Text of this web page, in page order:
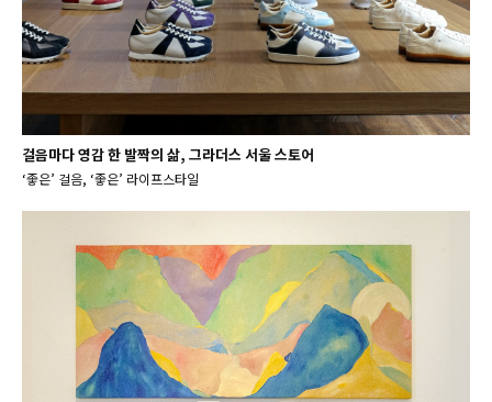
걸음마다 영감 한 발짝의 삶, 그라더스 서울 스토어
‘좋은’ 걸음, ‘좋은’ 라이프스타일